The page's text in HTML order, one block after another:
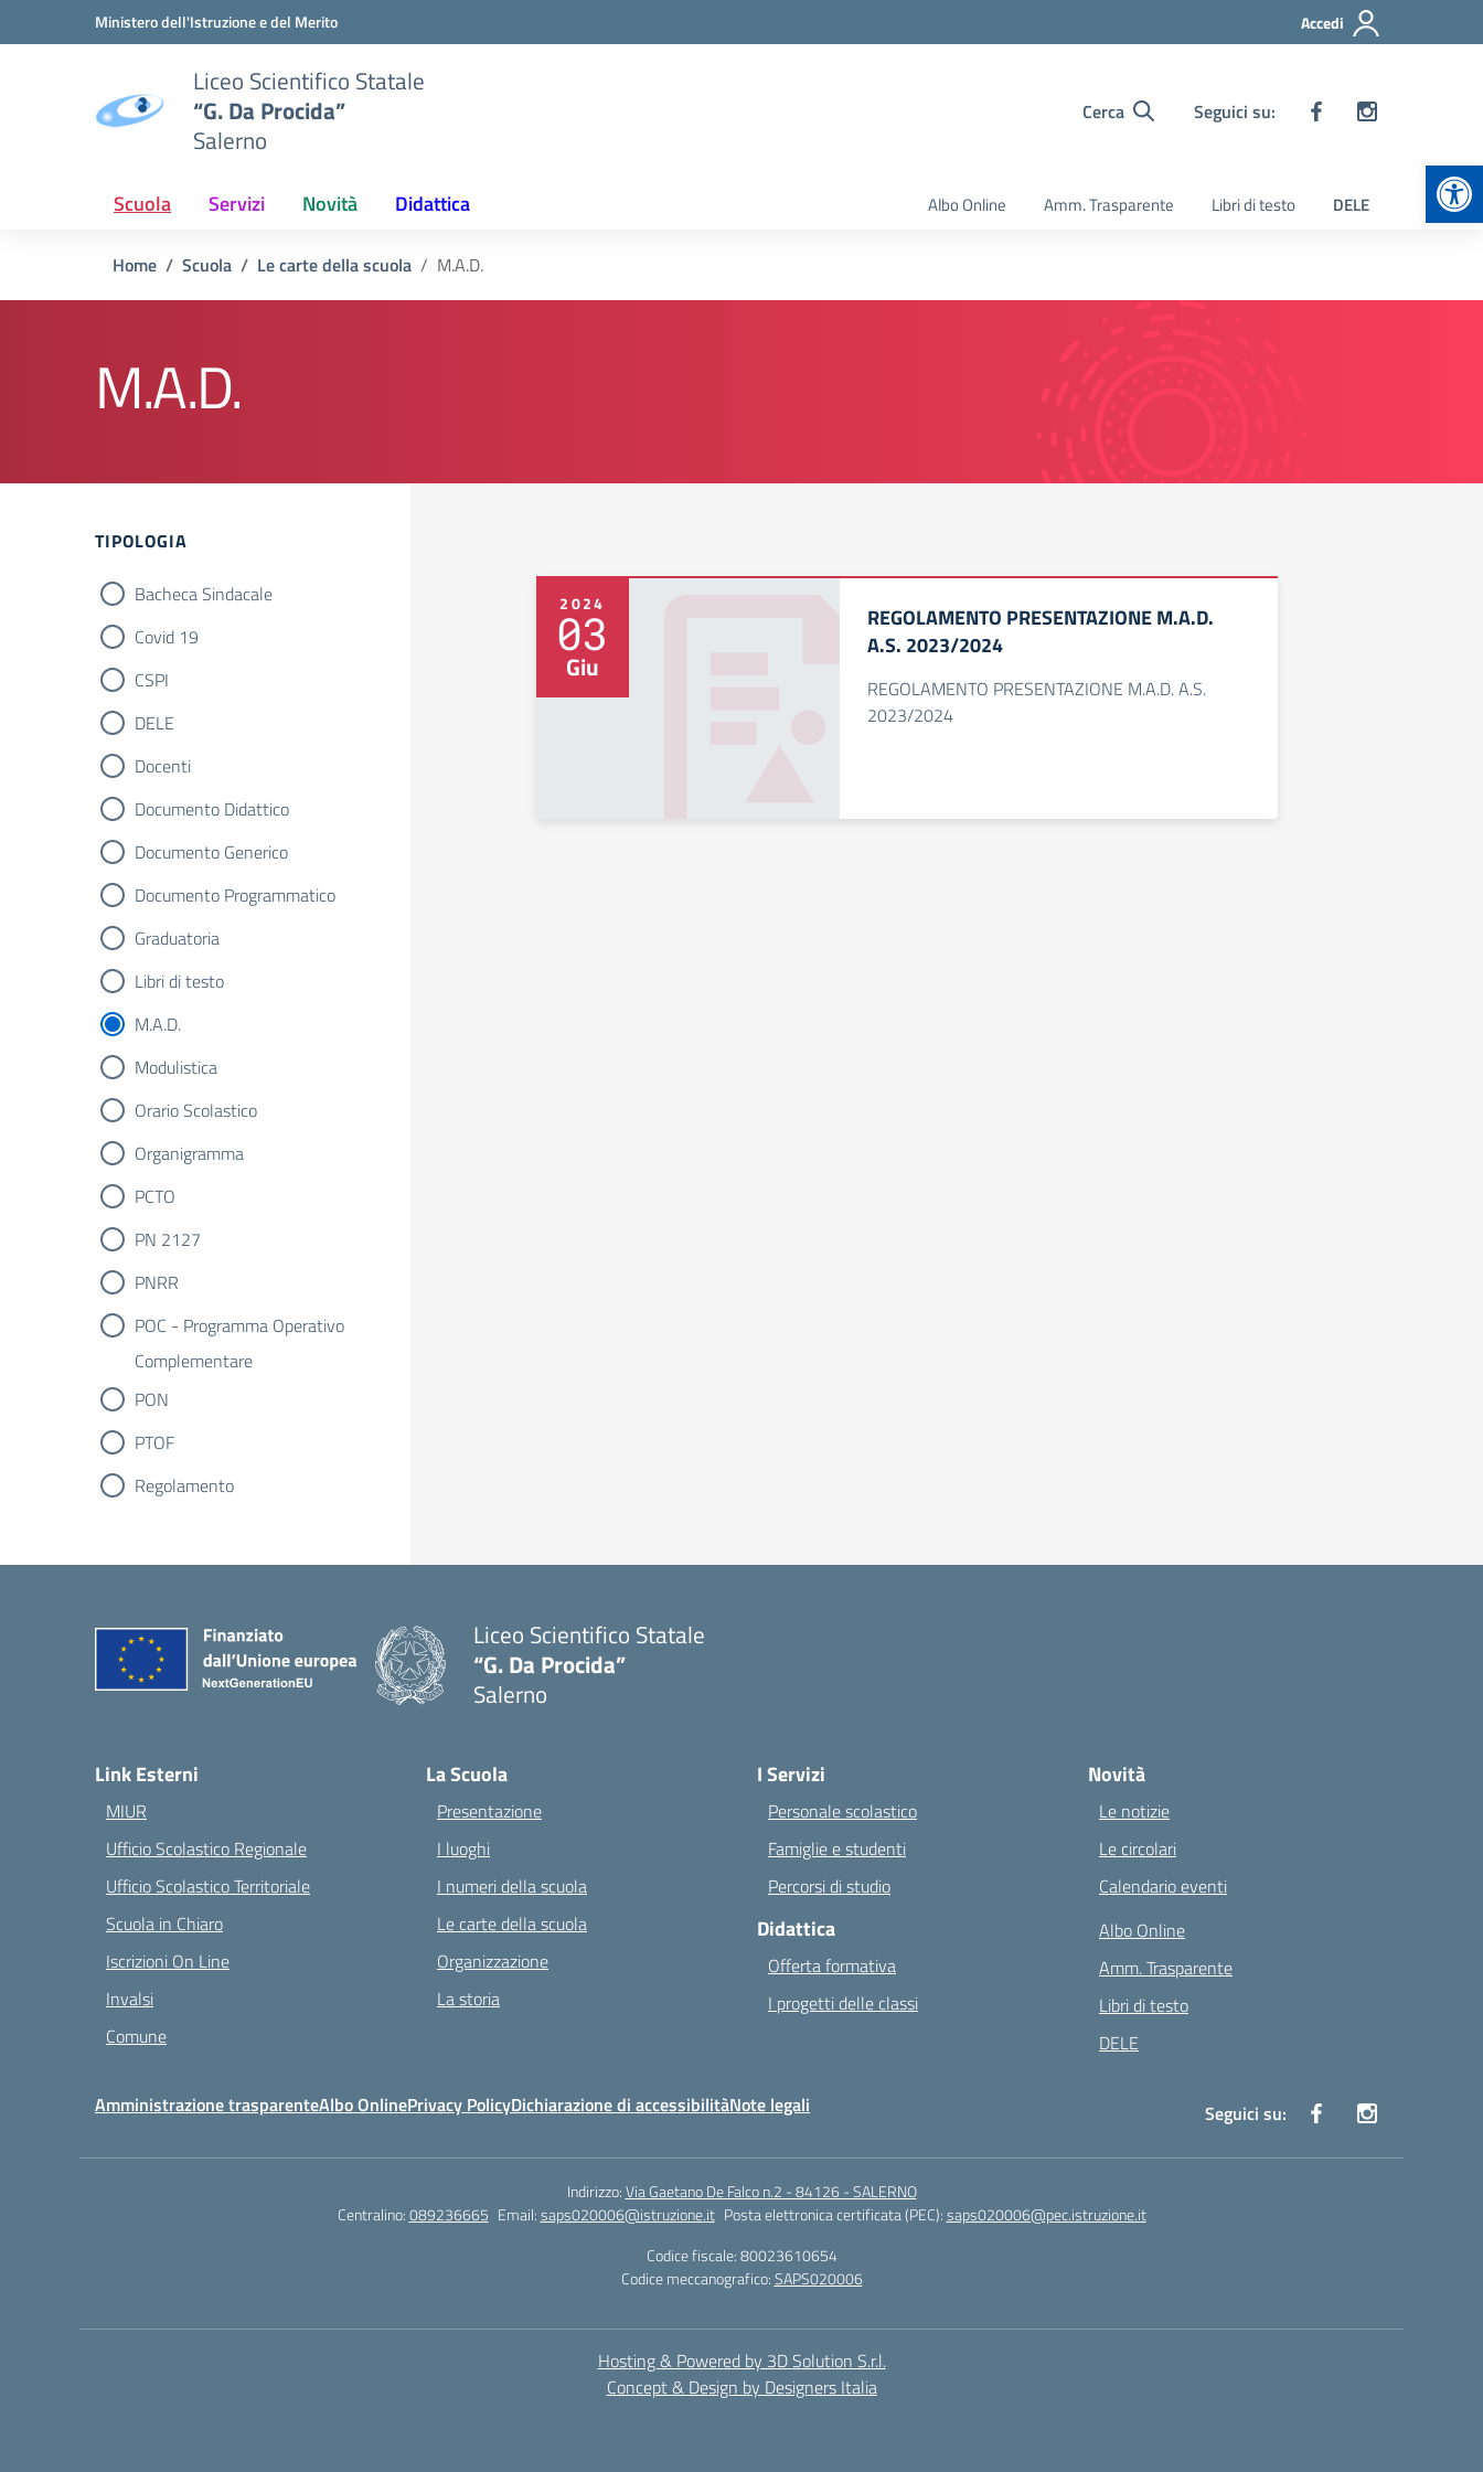
Vai ai contenuti
Vai al menu di navigazioneMinistero dell'Istruzione e del Merito Accedi
Liceo Scientifico Statale
“G. Da Procida”
Salerno
Cerca Seguici su:
Scuola Servizi Novità Didattica Albo Online Amm. Trasparente Libri di testo DELE
Home Scuola Le carte della scuola M.A.D.
M.A.D.
Filtri
TIPOLOGIA
Bacheca Sindacale
Covid 19
CSPI
DELE
Docenti
Documento Didattico
Documento Generico
Documento Programmatico
Graduatoria
Libri di testo
M.A.D.
Modulistica
Orario Scolastico
Organigramma
PCTO
PN 2127
PNRR
POC - Programma Operativo
Complementare
PON
PTOF
Regolamento
2024
03
Giu
REGOLAMENTO PRESENTAZIONE M.A.D.
A.S. 2023/2024
REGOLAMENTO PRESENTAZIONE M.A.D. A.S.
2023/2024
Liceo Scientifico Statale
“G. Da Procida”
Salerno
Link Esterni
MIUR
Ufficio Scolastico Regionale
Ufficio Scolastico Territoriale
Scuola in Chiaro
Iscrizioni On Line
Invalsi
Comune
La Scuola
Presentazione
I luoghi
I numeri della scuola
Le carte della scuola
Organizzazione
La storia
I Servizi
Personale scolastico
Famiglie e studenti
Percorsi di studio
Didattica
Offerta formativa
I progetti delle classi
Novità
Le notizie
Le circolari
Calendario eventi
Albo Online
Amm. Trasparente
Libri di testo
DELE
Amministrazione trasparenteAlbo OnlinePrivacy PolicyDichiarazione di accessibilitàNote legali Seguici su:
Indirizzo:Via Gaetano De Falco n.2 - 84126 - SALERNO
Centralino:089236665 Email:saps020006@istruzione.it Posta elettronica certificata (PEC):saps020006@pec.istruzione.it
Codice fiscale: 80023610654
Codice meccanografico:SAPS020006
Hosting & Powered by 3D Solution S.r.l.
Concept & Design by Designers Italia